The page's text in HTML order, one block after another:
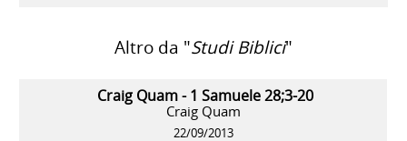
Altro da "Studi Biblici"
Craig Quam - 1 Samuele 28;3-20
Craig Quam
22/09/2013